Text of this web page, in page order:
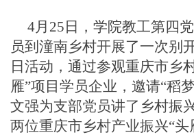
4月25日，学院教工第四
员到潼南乡村开展了一次别
日活动，通过参观重庆市乡
雁”项目学员企业 ， 邀请“稻
文强为支部党员讲了乡村振
两位重庆市乡村产业振兴“